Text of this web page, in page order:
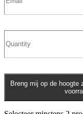
Breng mij op de hoogte